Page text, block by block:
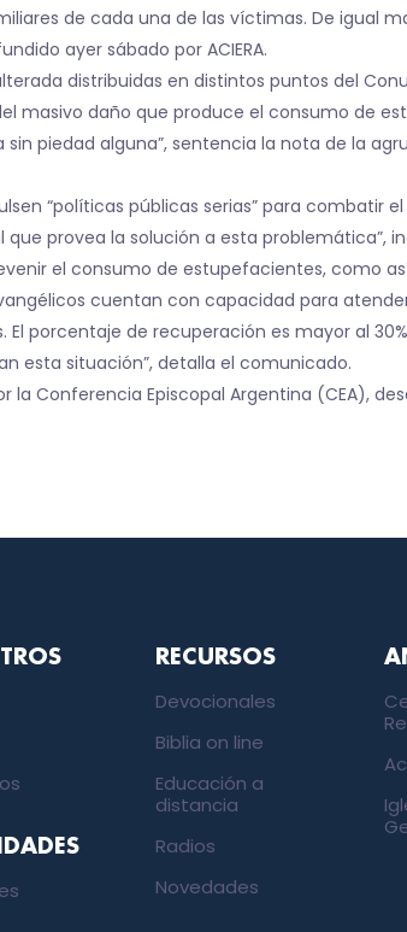
de cada una de las víctimas. De igual
ayer sábado por ACIERA.
distribuidas en distintos puntos del
masivo daño que produce el consumo de
piedad alguna”, sentencia la nota de la
“políticas públicas serias” para combatir
provea la solución a esta problemática”,
el consumo de estupefacientes, como
cuentan con capacidad para
porcentaje de recuperación es mayor al
esta situación”, detalla el comunicado.
la Conferencia Episcopal Argentina (CEA),
RECURSOS
Devocionales
Biblia on line
Educación a
distancia
Radios
Novedades